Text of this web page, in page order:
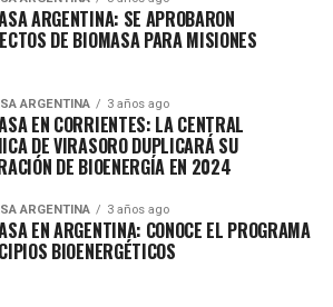
ARGENTINA: SE APROBARON
DE BIOMASA PARA MISIONES
ARGENTINA 3 años ago
EN CORRIENTES: LA CENTRAL
DE VIRASORO DUPLICARÁ SU
DE BIOENERGÍA EN 2024
ARGENTINA 3 años ago
EN ARGENTINA: CONOCE EL PROGRAMA
BIOENERGÉTICOS